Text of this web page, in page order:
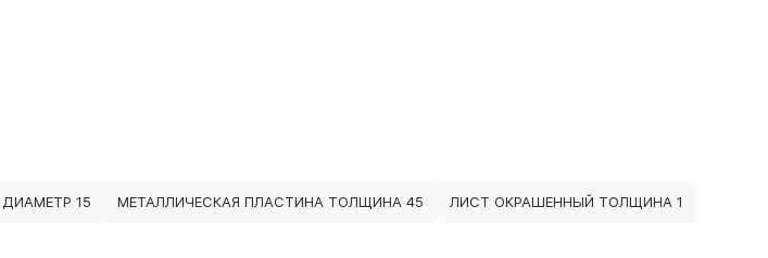
15 МЕТАЛЛИЧЕСКАЯ ПЛАСТИНА ТОЛЩИНА 45 ЛИСТ ОКРАШЕННЫЙ ТОЛЩИНА 1